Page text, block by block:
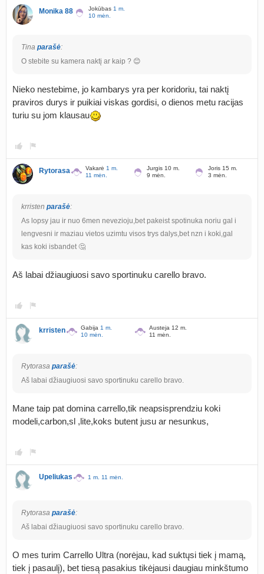
Monika 88 Jokūbas 1 m.
10 mėn.
Tina parašė:
O stebite su kamera naktį ar kaip ? 😊
Nieko nestebime, jo kambarys yra per koridoriu, tai naktį
praviros durys ir puikiai viskas gordisi, o dienos metu racijas
turiu su jom klausau
Rytorasa Vakarė 1 m.
11 mėn.
Jurgis 10 m.
9 mėn.
Joris 15 m.
3 mėn.
krristen parašė:
As lopsy jau ir nuo 6men nevezioju,bet pakeist spotinuka noriu gal i
lengvesni ir maziau vietos uzimtu visos trys dalys,bet nzn i koki,gal
kas koki isbandet 🤔
Aš labai džiaugiuosi savo sportinuku carello bravo.
krristen Gabija 1 m.
10 mėn.
Austeja 12 m.
11 mėn.
Rytorasa parašė:
Aš labai džiaugiuosi savo sportinuku carello bravo.
Mane taip pat domina carrello,tik neapsisprendziu koki
modeli,carbon,sl ,lite,koks butent jusu ar nesunkus,
Upeliukas 1 m. 11 mėn.
Rytorasa parašė:
Aš labai džiaugiuosi savo sportinuku carello bravo.
O mes turim Carrello Ultra (norėjau, kad suktųsi tiek į mamą,
tiek į pasaulį), bet tiesą pasakius tikėjausi daugiau minkštumo